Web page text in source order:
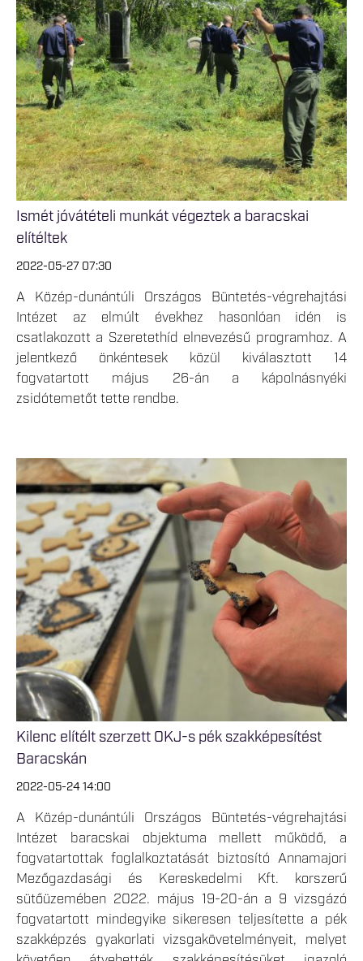
Ismét jóvátételi munkát végeztek a baracskai
elítéltek
2022-05-27 07:30
A Közép-dunántúli Országos Büntetés-végrehajtási
Intézet az elmúlt évekhez hasonlóan idén is
csatlakozott a Szeretethíd elnevezésű programhoz. A
jelentkező önkéntesek közül kiválasztott 14
fogvatartott május 26-án a kápolnásnyéki
zsidótemetőt tette rendbe.
Kilenc elítélt szerzett OKJ-s pék szakképesítést
Baracskán
2022-05-24 14:00
A Közép-dunántúli Országos Büntetés-végrehajtási
Intézet baracskai objektuma mellett működő, a
fogvatartottak foglalkoztatását biztosító Annamajori
Mezőgazdasági és Kereskedelmi Kft. korszerű
sütőüzemében 2022. május 19-20-án a 9 vizsgázó
fogvatartott mindegyike sikeresen teljesítette a pék
szakképzés gyakorlati vizsgakövetelményeit, melyet